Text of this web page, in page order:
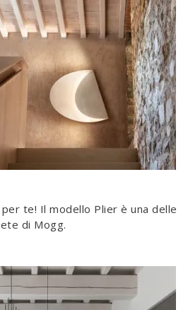
per te! Il modello Plier è una delle
di Mogg.